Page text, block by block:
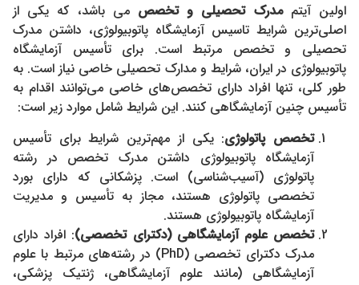
اولین آیتممدرک تحصیلی و تخصص می باشد، که یکی از
اصلی‌ترین شرایط تاسیس آزمایشگاه پاتوبیولوژی، داشتن مدرک
تحصیلی و تخصص مرتبط است. برای تأسیس آزمایشگاه
پاتوبیولوژی در ایران، شرایط و مدارک تحصیلی خاصی نیاز است. به
طور کلی، تنها افراد دارای تخصص‌های خاصی می‌توانند اقدام به
تأسیس چنین آزمایشگاهی کنند. این شرایط شامل موارد زیر است:
تخصص پاتولوژی: یکی از مهم‌ترین شرایط برای تأسیس
آزمایشگاه پاتوبیولوژی داشتن مدرک تخصص در رشته
پاتولوژی (آسیب‌شناسی) است. پزشکانی که دارای بورد
تخصصی پاتولوژی هستند، مجاز به تأسیس و مدیریت
آزمایشگاه پاتوبیولوژی هستند.
تخصص علوم آزمایشگاهی (دکترای تخصصی): افراد دارای
مدرک دکترای تخصصی (PhD) در رشته‌های مرتبط با علوم
آزمایشگاهی (مانند علوم آزمایشگاهی، ژنتیک پزشکی،